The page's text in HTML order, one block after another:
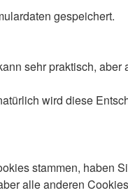
gespeichert.
sehr praktisch, aber
wird diese
stammen, haben
alle anderen